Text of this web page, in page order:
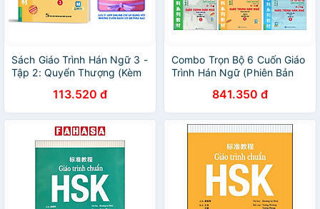
Sách Giáo Trình Hán Ngữ 3 -
Tập 2: Quyển Thượng (Kèm
113.520 đ
Combo Trọn Bộ 6 Cuốn Giáo
Trình Hán Ngữ (Phiên Bản
841.350 đ